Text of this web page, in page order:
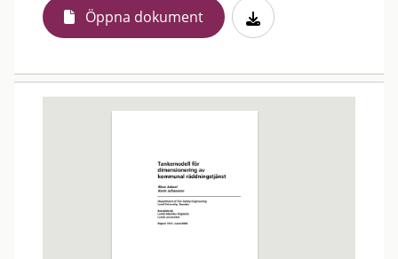
Öppna dokument